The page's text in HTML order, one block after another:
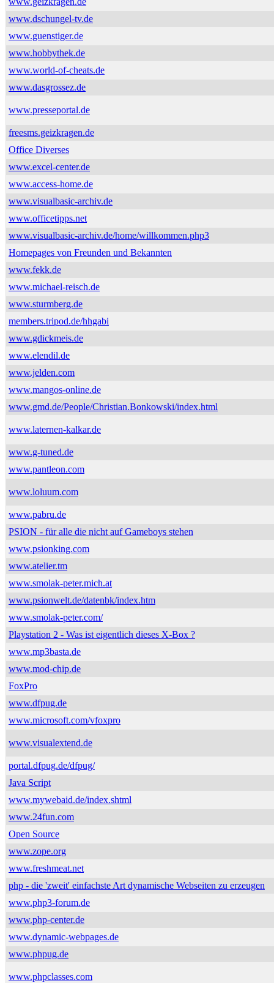
www.dschungel-tv.de
www.guenstiger.de
www.hobbythek.de
www.world-of-cheats.de
www.dasgrossez.de
www.presseportal.de
freesms.geizkragen.de
Office Diverses
www.excel-center.de
www.access-home.de
www.visualbasic-archiv.de
www.officetipps.net
www.visualbasic-archiv.de/home/willkommen.php3
Homepages von Freunden und Bekannten
www.fekk.de
www.michael-reisch.de
www.sturmberg.de
members.tripod.de/hhgabi
www.gdickmeis.de
www.elendil.de
www.jelden.com
www.mangos-online.de
www.gmd.de/People/Christian.Bonkowski/index.html
www.laternen-kalkar.de
www.g-tuned.de
www.pantleon.com
www.loluum.com
www.pabru.de
PSION - für alle die nicht auf Gameboys stehen
www.psionking.com
www.atelier.tm
www.smolak-peter.mich.at
www.psionwelt.de/datenbk/index.htm
www.smolak-peter.com/
Playstation 2 - Was ist eigentlich dieses X-Box ?
www.mp3basta.de
www.mod-chip.de
FoxPro
www.dfpug.de
www.microsoft.com/vfoxpro
www.visualextend.de
portal.dfpug.de/dfpug/
Java Script
www.mywebaid.de/index.shtml
www.24fun.com
Open Source
www.zope.org
www.freshmeat.net
php - die 'zweit' einfachste Art dynamische Webseiten zu erzeugen
www.php3-forum.de
www.php-center.de
www.dynamic-webpages.de
www.phpug.de
www.phpclasses.com